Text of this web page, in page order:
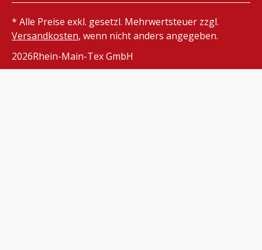
* Alle Preise exkl. gesetzl. Mehrwertsteuer zzgl.
Versandkosten, wenn nicht anders angegeben.
2026Rhein-Main-Tex GmbH